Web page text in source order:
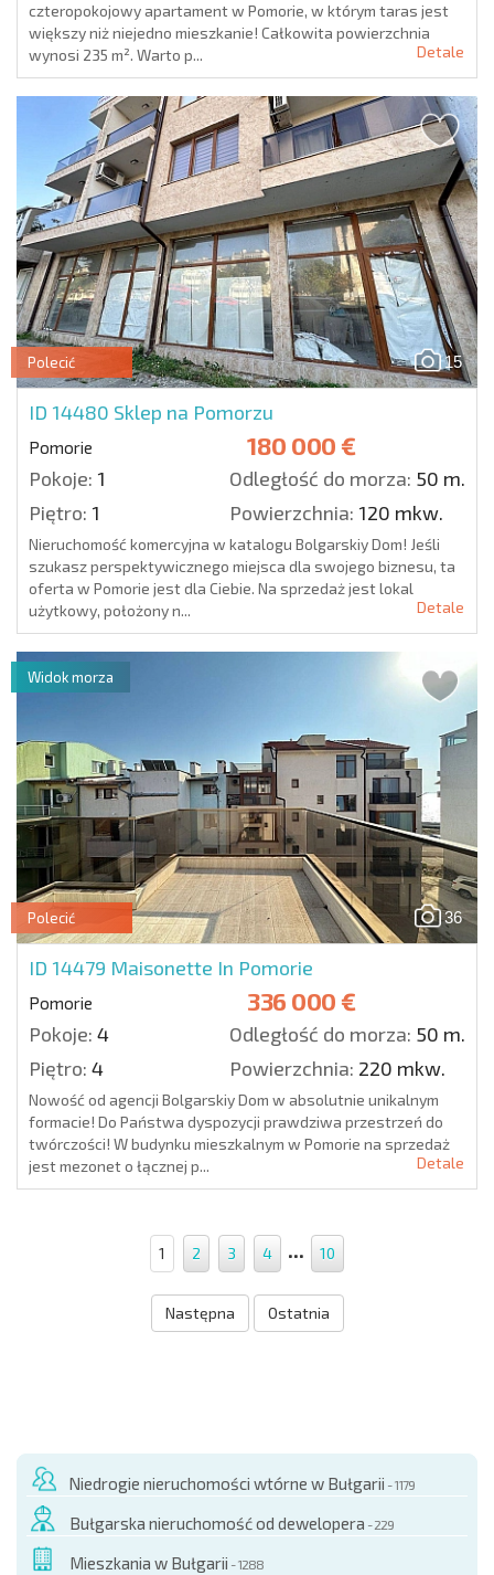
czteropokojowy apartament w Pomorie, w którym taras jest
większy niż niejedno mieszkanie! Całkowita powierzchnia
wynosi 235 m². Warto p...
Detale
15
Polecić
ID 14480 Sklep na Pomorzu
Pomorie 180 000 €
Pokoje: 1 Odległość do morza: 50 m.
Piętro: 1 Powierzchnia: 120 mkw.
Nieruchomość komercyjna w katalogu Bolgarskiy Dom! Jeśli
szukasz perspektywicznego miejsca dla swojego biznesu, ta
oferta w Pomorie jest dla Ciebie. Na sprzedaż jest lokal
użytkowy, położony n...
Detale
36
Polecić
ID 14479 Maisonette In Pomorie
Pomorie 336 000 €
Pokoje: 4 Odległość do morza: 50 m.
Piętro: 4 Powierzchnia: 220 mkw.
Widok morza
Nowość od agencji Bolgarskiy Dom w absolutnie unikalnym
formacie! Do Państwa dyspozycji prawdziwa przestrzeń do
twórczości! W budynku mieszkalnym w Pomorie na sprzedaż
jest mezonet o łącznej p...
Detale
1 2 3 4 ... 10
Następna Ostatnia
Niedrogie nieruchomości wtórne w Bułgarii - 1179
Bułgarska nieruchomość od dewelopera - 229
Mieszkania w Bułgarii - 1288